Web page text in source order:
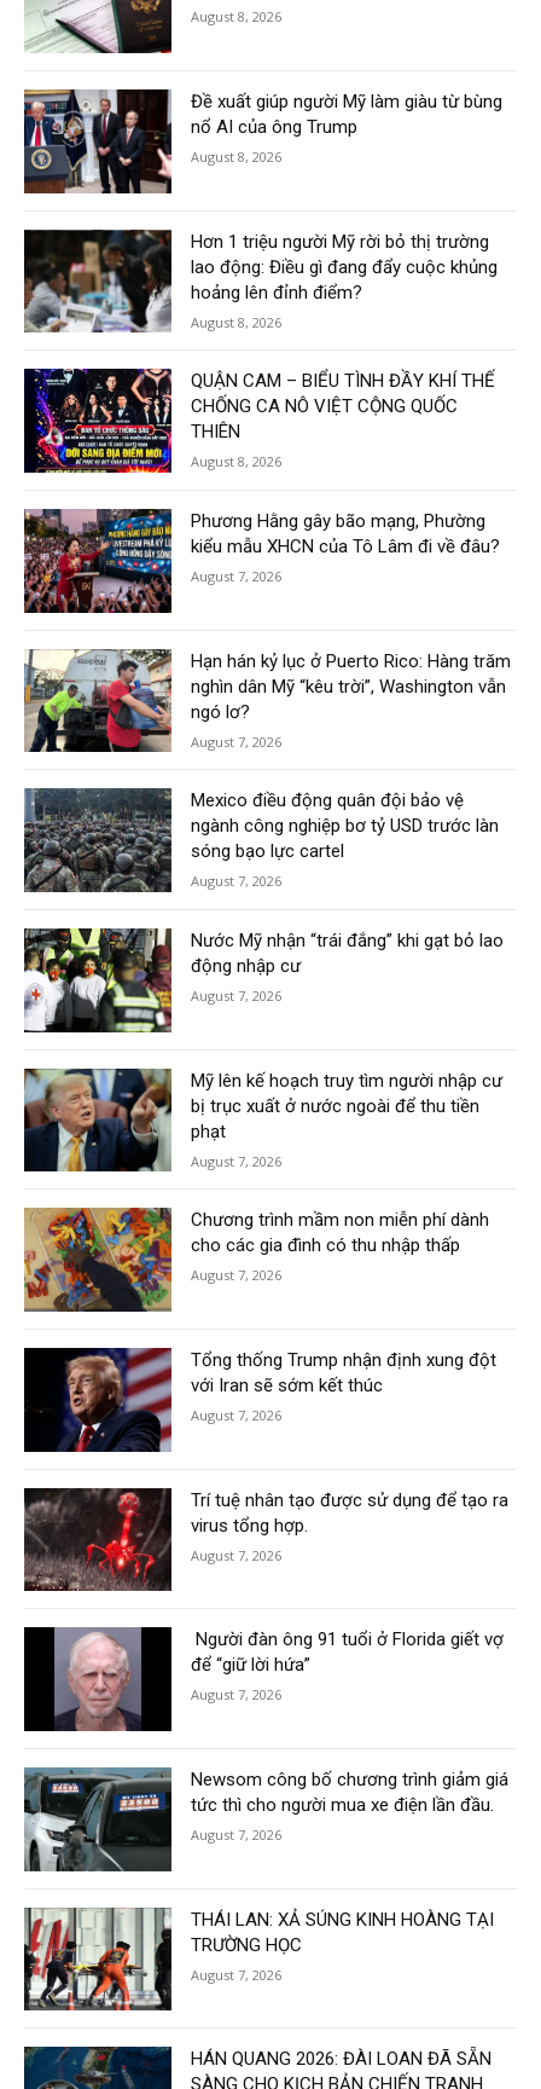
August 8, 2026
Đề xuất giúp người Mỹ làm giàu từ bùng
nổ AI của ông Trump
August 8, 2026
Hơn 1 triệu người Mỹ rời bỏ thị trường
lao động: Điều gì đang đẩy cuộc khủng
hoảng lên đỉnh điểm?
August 8, 2026
QUẬN CAM – BIỂU TÌNH ĐẦY KHÍ THẾ
CHỐNG CA NÔ VIỆT CỘNG QUỐC
THIÊN
August 8, 2026
Phương Hằng gây bão mạng, Phường
kiểu mẫu XHCN của Tô Lâm đi về đâu?
August 7, 2026
Hạn hán kỷ lục ở Puerto Rico: Hàng trăm
nghìn dân Mỹ “kêu trời”, Washington vẫn
ngó lơ?
August 7, 2026
Mexico điều động quân đội bảo vệ
ngành công nghiệp bơ tỷ USD trước làn
sóng bạo lực cartel
August 7, 2026
Nước Mỹ nhận “trái đắng” khi gạt bỏ lao
động nhập cư
August 7, 2026
Mỹ lên kế hoạch truy tìm người nhập cư
bị trục xuất ở nước ngoài để thu tiền
phạt
August 7, 2026
Chương trình mầm non miễn phí dành
cho các gia đình có thu nhập thấp
August 7, 2026
Tổng thống Trump nhận định xung đột
với Iran sẽ sớm kết thúc
August 7, 2026
Trí tuệ nhân tạo được sử dụng để tạo ra
virus tổng hợp.
August 7, 2026
Người đàn ông 91 tuổi ở Florida giết vợ
để “giữ lời hứa”
August 7, 2026
Newsom công bố chương trình giảm giá
tức thì cho người mua xe điện lần đầu.
August 7, 2026
THÁI LAN: XẢ SÚNG KINH HOÀNG TẠI
TRƯỜNG HỌC
August 7, 2026
HÁN QUANG 2026: ĐÀI LOAN ĐÃ SẴN
SÀNG CHO KỊCH BẢN CHIẾN TRANH